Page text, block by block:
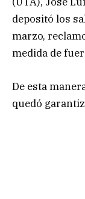
depositó los
marzo,
medida de
De esta
quedó